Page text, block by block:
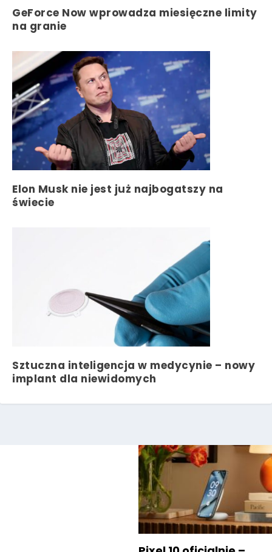
GeForce Now wprowadza miesięczne limity
na granie
Elon Musk nie jest już najbogatszy na
świecie
Sztuczna inteligencja w medycynie – nowy
implant dla niewidomych